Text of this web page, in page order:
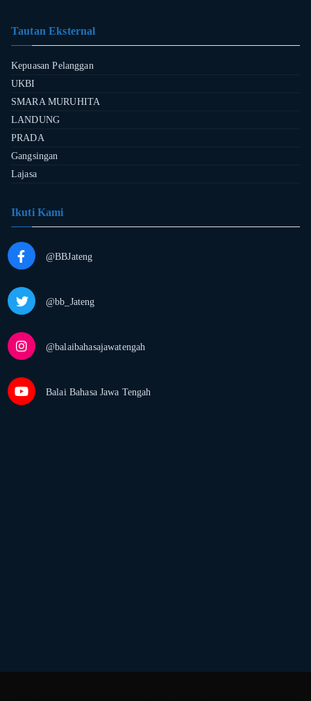
Tautan Eksternal
Kepuasan Pelanggan
UKBI
SMARA MURUHITA
LANDUNG
PRADA
Gangsingan
Lajasa
Ikuti Kami
@BBJateng
@bb_Jateng
@balaibahasajawatengah
Balai Bahasa Jawa Tengah